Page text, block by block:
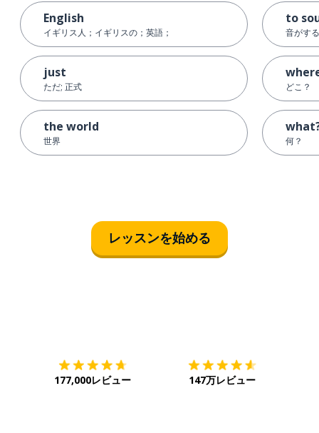
English
イギリス人；イギリスの；英語；
just
ただ; 正式
the world
世界
to
音がする
どこ？
何？
レッスンを始める
177,000レビュー 147万レビュー